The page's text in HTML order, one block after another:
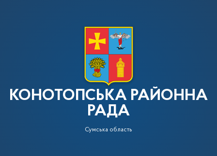
КОНОТОПСЬКА РАЙОННА
РАДА
Сумська область